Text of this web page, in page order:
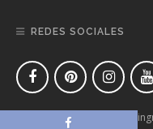
REDES SOCIALES
Copyright © 2020